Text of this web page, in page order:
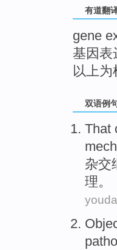
有道翻
gene
基因表
以上
双语例
That
杂交
理。